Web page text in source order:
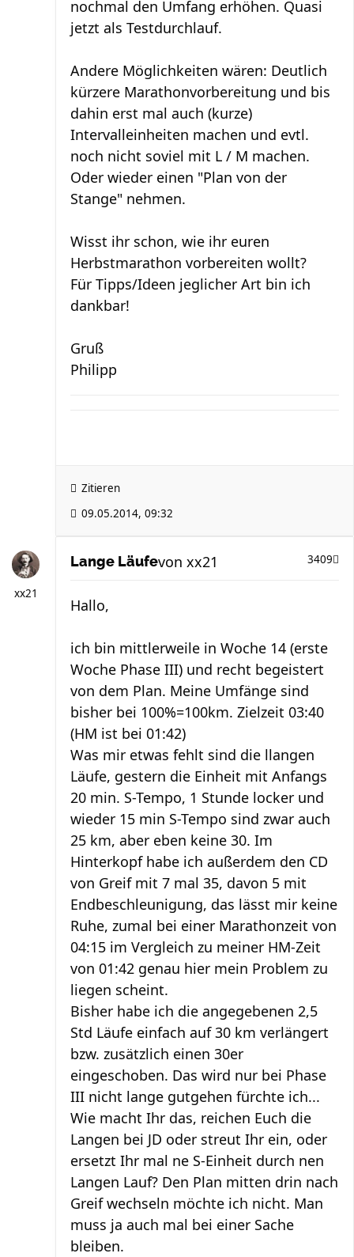
nochmal den Umfang erhöhen. Quasi
jetzt als Testdurchlauf.
Andere Möglichkeiten wären: Deutlich
kürzere Marathonvorbereitung und bis
dahin erst mal auch (kurze)
Intervalleinheiten machen und evtl.
noch nicht soviel mit L / M machen.
Oder wieder einen "Plan von der
Stange" nehmen.
Wisst ihr schon, wie ihr euren
Herbstmarathon vorbereiten wollt?
Für Tipps/Ideen jeglicher Art bin ich
dankbar!
Gruß
Philipp
Zitieren
09.05.2014, 09:32
xx21
Lange Läufe 3409
von xx21
Hallo,
ich bin mittlerweile in Woche 14 (erste
Woche Phase III) und recht begeistert
von dem Plan. Meine Umfänge sind
bisher bei 100%=100km. Zielzeit 03:40
(HM ist bei 01:42)
Was mir etwas fehlt sind die llangen
Läufe, gestern die Einheit mit Anfangs
20 min. S-Tempo, 1 Stunde locker und
wieder 15 min S-Tempo sind zwar auch
25 km, aber eben keine 30. Im
Hinterkopf habe ich außerdem den CD
von Greif mit 7 mal 35, davon 5 mit
Endbeschleunigung, das lässt mir keine
Ruhe, zumal bei einer Marathonzeit von
04:15 im Vergleich zu meiner HM-Zeit
von 01:42 genau hier mein Problem zu
liegen scheint.
Bisher habe ich die angegebenen 2,5
Std Läufe einfach auf 30 km verlängert
bzw. zusätzlich einen 30er
eingeschoben. Das wird nur bei Phase
III nicht lange gutgehen fürchte ich...
Wie macht Ihr das, reichen Euch die
Langen bei JD oder streut Ihr ein, oder
ersetzt Ihr mal ne S-Einheit durch nen
Langen Lauf? Den Plan mitten drin nach
Greif wechseln möchte ich nicht. Man
muss ja auch mal bei einer Sache
bleiben.